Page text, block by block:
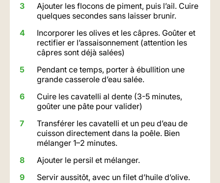
Ajouter les flocons de piment, puis l’ail. Cuire
quelques secondes sans laisser brunir.
Incorporer les olives et les câpres. Goûter et
rectifier er l’assaisonnement (attention les
câpres sont déjà salées)
Pendant ce temps, porter à ébullition une
grande casserole d’eau salée.
Cuire les cavatelli al dente (3-5 minutes,
goûter une pâte pour valider)
Transférer les cavatelli et un peu d’eau de
cuisson directement dans la poêle. Bien
mélanger 1–2 minutes.
Ajouter le persil et mélanger.
Servir aussitôt, avec un filet d’huile d’olive.